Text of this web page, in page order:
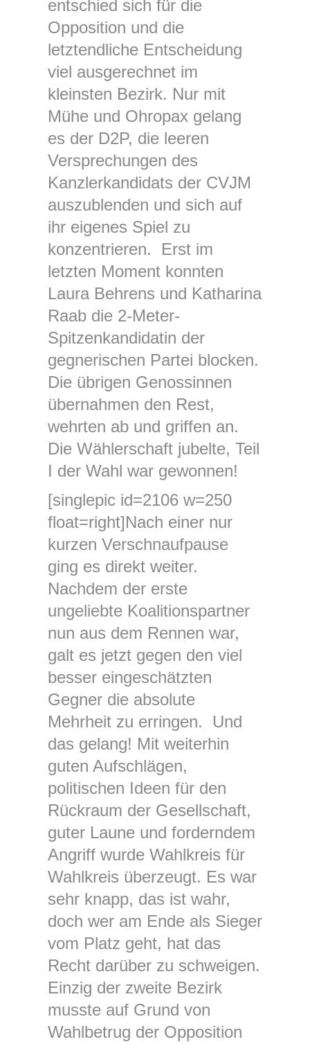
entschied sich für die
Opposition und die
letztendliche Entscheidung
viel ausgerechnet im
kleinsten Bezirk. Nur mit
Mühe und Ohropax gelang
es der D2P, die leeren
Versprechungen des
Kanzlerkandidats der CVJM
auszublenden und sich auf
ihr eigenes Spiel zu
konzentrieren. Erst im
letzten Moment konnten
Laura Behrens und Katharina
Raab die 2-Meter-
Spitzenkandidatin der
gegnerischen Partei blocken.
Die übrigen Genossinnen
übernahmen den Rest,
wehrten ab und griffen an.
Die Wählerschaft jubelte, Teil
I der Wahl war gewonnen!
[singlepic id=2106 w=250
float=right]Nach einer nur
kurzen Verschnaufpause
ging es direkt weiter.
Nachdem der erste
ungeliebte Koalitionspartner
nun aus dem Rennen war,
galt es jetzt gegen den viel
besser eingeschätzten
Gegner die absolute
Mehrheit zu erringen. Und
das gelang! Mit weiterhin
guten Aufschlägen,
politischen Ideen für den
Rückraum der Gesellschaft,
guter Laune und forderndem
Angriff wurde Wahlkreis für
Wahlkreis überzeugt. Es war
sehr knapp, das ist wahr,
doch wer am Ende als Sieger
vom Platz geht, hat das
Recht darüber zu schweigen.
Einzig der zweite Bezirk
musste auf Grund von
Wahlbetrug der Opposition